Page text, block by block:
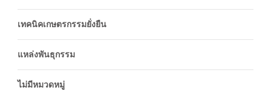
เทคนิคเกษตรกรรมยั่งยืน
แหล่งพันธุกรรม
ไม่มีหมวดหมู่